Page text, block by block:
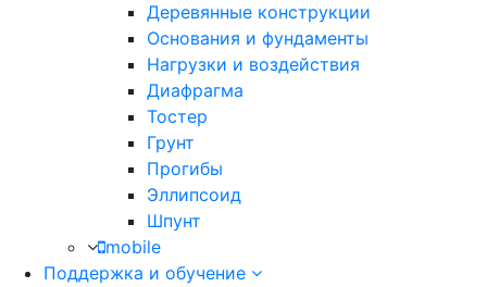
Деревянные конструкции
Основания и фундаменты
Нагрузки и воздействия
Диафрагма
Тостер
Грунт
Прогибы
Эллипсоид
Шпунт
mobile
Поддержка и обучение